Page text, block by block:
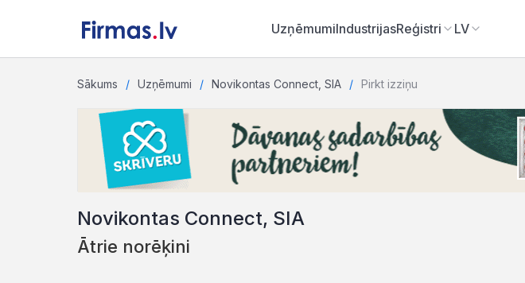
UzņēmumiIndustrijasReģistri LV
Sākums Uzņēmumi Novikontas Connect, SIA Pirkt izziņu
Novikontas Connect, SIA
Ātrie norēķini